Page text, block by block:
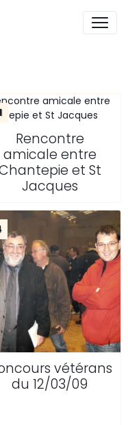
Rencontre
amicale entre
et St
Jacques
vétérans
du 12/03/09